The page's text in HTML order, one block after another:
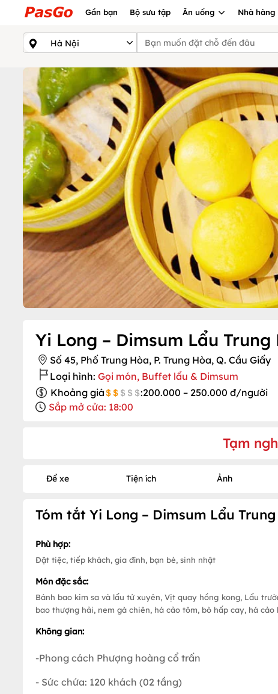
Gần bạn Bộ sưu tập Ăn uống Nhà hàng
Yi Long – Dimsum Lẩu
Số 45, Phố Trung Hòa, P. Trung Hòa, Q. Cầu Giấy
Loại hình: Gọi món, Buffet lẩu & Dimsum
Khoảng giá
:200.000 – 250.000 đ/người
Sắp mở cửa: 18:00
Tạm
Để xe Tiện ích Ảnh
Tóm tắt Yi Long – Dimsum Lẩu
Phù hợp:
Đặt tiệc, tiếp khách, gia đình, bạn bè, sinh nhật
Món đặc sắc:
Bánh bao kim sa và lẩu tứ xuyên, Vịt quay hồng kong, Lẩu
bao thượng hải, nem gà chiên, há cảo tôm, bò hấp cay, há cảo
Không gian:
-Phong cách Phượng hoàng cổ trấn
- Sức chứa: 120 khách (02 tầng)